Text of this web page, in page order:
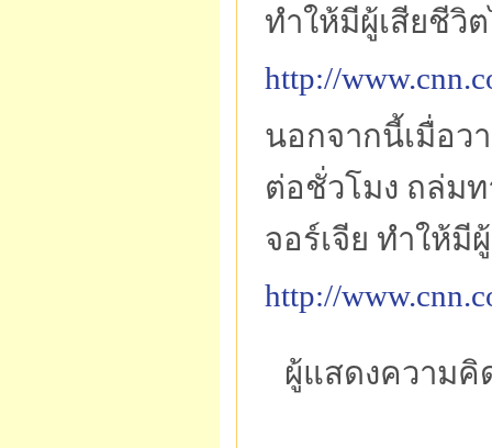
ทำให้มีผู้เสียชีวิ
http://
นอกจากนี้เมื่อว
ต่อชั่วโมง ถล่ม
จอร์เจีย ทำให้มี
http://
ผู้แสดงความคิ